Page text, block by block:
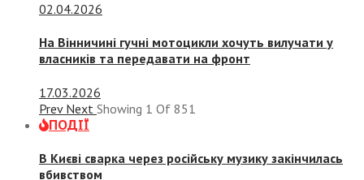
02.04.2026
На Вінничині гучні мотоцикли хочуть вилучати у
власників та передавати на фронт
17.03.2026
Prev Next Showing 1 Of 851
ПОДІЇ
В Києві сварка через російську музику закінчилась
вбивством